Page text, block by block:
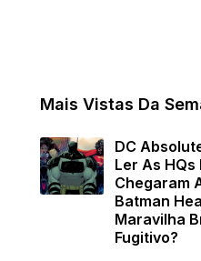
Mais Vistas Da
DC
Ler As HQs
Chegaram
Batman
Maravilha
Fugitivo?